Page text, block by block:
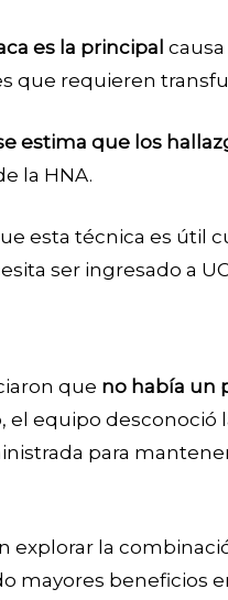
es la principal
que requieren
estima que los
la HNA.
esta técnica es útil
ser ingresado a
que no había un
el equipo desconoció
para
explorar la
mayores beneficios